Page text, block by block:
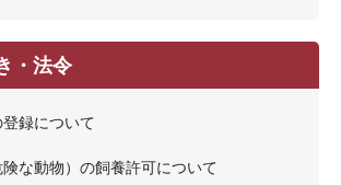
・法令
録について
な動物）の飼養許可について